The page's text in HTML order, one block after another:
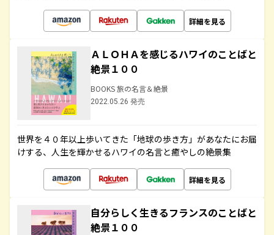
詳細を見る
ＡＬＯＨＡを感じるハワイのことばと
絶景１００
BOOKS 旅の名言＆絶景
2022.05.26 発売
世界を４０年以上歩いてきた「地球の歩き方」があなたにお届
けする、人生を輝かせるハワイの名言と癒やしの絶景集
詳細を見る
自分らしく生きるフランスのことばと
絶景１００